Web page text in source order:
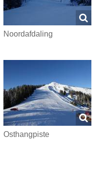
Noordafdaling
Osthangpiste